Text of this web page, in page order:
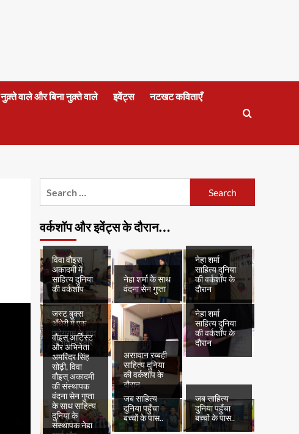
नुक़्ते वाले और बिना नुक़्ते वाले इवेंट्स नटखट कविताएँ
वर्कशॉप और इवेंट्स के दौरान…
विवा वौइस्
अकादमी में
साहित्य दुनिया
की वर्कशॉप
नेहा शर्मा के साथ
वंदना सेन गुप्ता
नेहा शर्मा
साहित्य दुनिया
की वर्कशॉप के
दौरान
जस्ट बुक्स
अँधेरी में एक
प्रोग्राम के बाद
ली गयी तस्वीर
अरग़वान रब्बही
साहित्य दुनिया
की वर्कशॉप के
दौरान
नेहा शर्मा
साहित्य दुनिया
की वर्कशॉप के
दौरान
वौइस् आर्टिस्ट
और अभिनेता
अमरिंदर सिंह
सोढ़ी, विवा
वौइस् अकादमी
की संस्थापक
वंदना सेन गुप्ता
के साथ साहित्य
दुनिया के
संस्थापक नेहा
जब साहित्य
दुनिया पहुँचा
बच्चों के पास..
जब साहित्य
दुनिया पहुँचा
बच्चों के पास..